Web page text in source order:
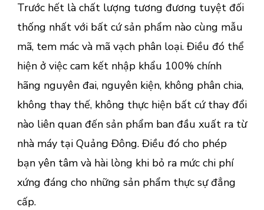
Trước hết là chất lượng tương đương tuyệt đối
thống nhất với bất cứ sản phẩm nào cùng mẫu
mã, tem mác và mã vạch phân loại. Điều đó thể
hiện ở việc cam kết nhập khẩu 100% chính
hãng nguyên đai, nguyên kiện, không phân chia,
không thay thế, không thực hiện bất cứ thay đổi
nào liên quan đến sản phẩm ban đầu xuất ra từ
nhà máy tại Quảng Đông. Điều đó cho phép
bạn yên tâm và hài lòng khi bỏ ra mức chi phí
xứng đáng cho những sản phẩm thực sự đẳng
cấp.